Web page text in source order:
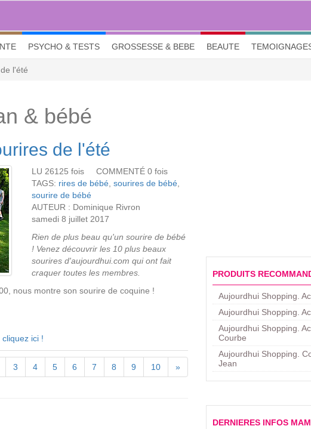
M'inscrire| Me
PSYCHO & TESTS GROSSESSE & BEBE BEAUTE
l'été
& bébé
de l'été
LU 26125 fois COMMENTÉ 0 fois
TAGS: rires de bébé, sourires de bébé,
sourire de bébé
AUTEUR : Dominique Rivron
samedi 8 juillet 2017
Rien de plus beau qu'un sourire de bébé
! Venez découvrir les 10 plus beaux
sourires d'aujourdhui.com qui ont fait
craquer toutes les membres.
nous montre son sourire de coquine !
cliquez ici !
3 4 5 6 7 8 9 10 »
PRODUITS
Aujourdhui Shopping.
Aujourdhui Shopping.
Aujourdhui Shopping.
Courbe
Aujourdhui Shopping.
Jean
DERNIERES INFOS